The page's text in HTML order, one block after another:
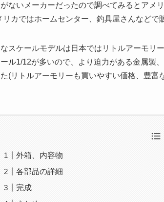
ないメーカーだったので調べてみるとアメ
リカではホームセンター、釣具屋さんなどで
スケールモデルは日本ではリトルアーモリ
ル1/12が多いので、より迫力がある金属製
(リトルアーモリーも買いやすい価格、豊富
外箱、内容物
各部品の詳細
完成